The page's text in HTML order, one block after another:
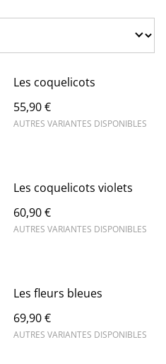
Les coquelicots
55,90 €
AUTRES VARIANTES DISPONIBLES
Les coquelicots violets
60,90 €
AUTRES VARIANTES DISPONIBLES
Les fleurs bleues
69,90 €
AUTRES VARIANTES DISPONIBLES